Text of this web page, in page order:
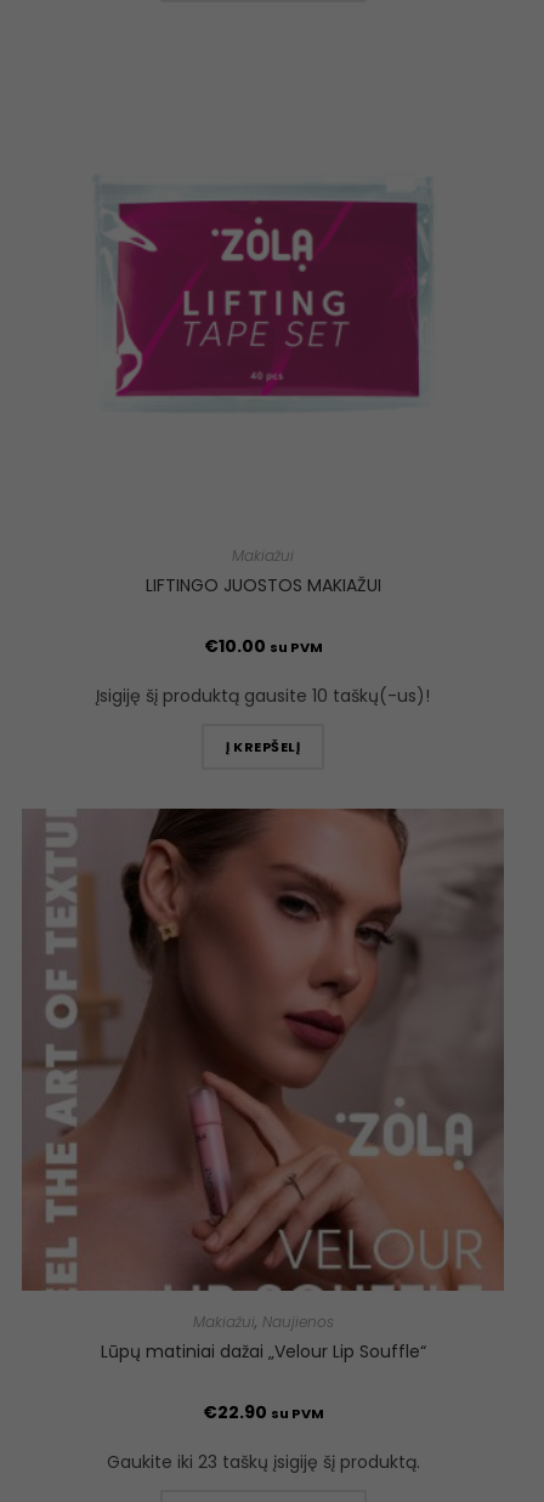
Makiažui
LIFTINGO JUOSTOS MAKIAŽUI
€10.00 su PVM
Įsigiję šį produktą gausite 10 taškų(-us)!
Į KREPŠELĮ
Makiažui, Naujienos
Lūpų matiniai dažai „Velour Lip Souffle“
€22.90 su PVM
Gaukite iki 23 taškų įsigiję šį produktą.